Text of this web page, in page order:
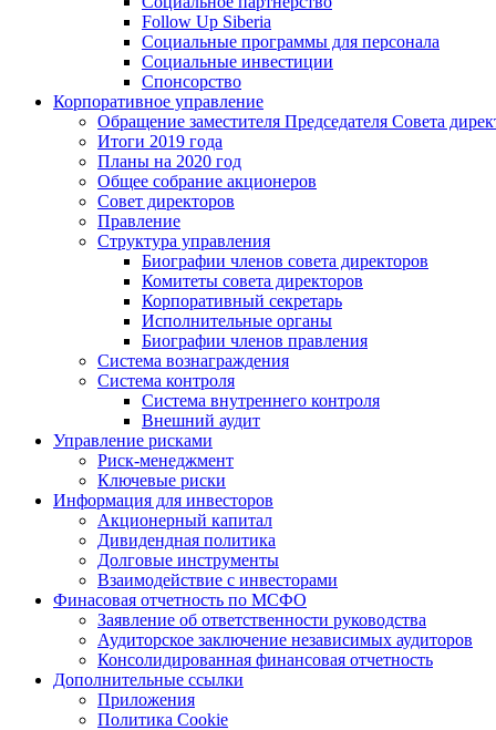
Follow Up Siberia
Социальные программы для персонала
Социальные инвестиции
Спонсорство
Корпоративное управление
Обращение заместителя Председателя Совета
Итоги 2019 года
Планы на 2020 год
Общее собрание акционеров
Совет директоров
Правление
Структура управления
Биографии членов совета директоров
Комитеты совета директоров
Корпоративный секретарь
Исполнительные органы
Биографии членов правления
Система вознаграждения
Система контроля
Система внутреннего контроля
Внешний аудит
Управление рисками
Риск-менеджмент
Ключевые риски
Информация для инвесторов
Акционерный капитал
Дивидендная политика
Долговые инструменты
Взаимодействие с инвеcторами
Финасовая отчетность по МСФО
Заявление об ответственности руководства
Аудиторское заключение независимых аудиторов
Консолидированная финансовая отчетность
Дополнительные ссылки
Приложения
Политика Cookie